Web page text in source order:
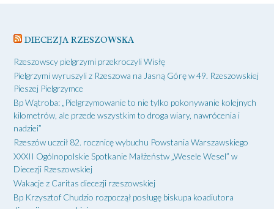
DIECEZJA RZESZOWSKA
Rzeszowscy pielgrzymi przekroczyli Wisłę
Pielgrzymi wyruszyli z Rzeszowa na Jasną Górę w 49. Rzeszowskiej
Pieszej Pielgrzymce
Bp Wątroba: „Pielgrzymowanie to nie tylko pokonywanie kolejnych
kilometrów, ale przede wszystkim to droga wiary, nawrócenia i
nadziei”
Rzeszów uczcił 82. rocznicę wybuchu Powstania Warszawskiego
XXXII Ogólnopolskie Spotkanie Małżeństw „Wesele Wesel” w
Diecezji Rzeszowskiej
Wakacje z Caritas diecezji rzeszowskiej
Bp Krzysztof Chudzio rozpoczął posługę biskupa koadiutora